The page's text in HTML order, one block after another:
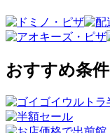
おすすめ条件